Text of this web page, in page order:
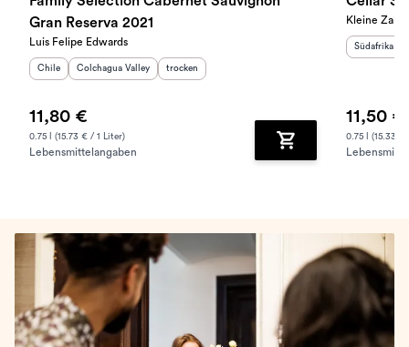
Gran Reserva 2021
Luis Felipe Edwards
Herkunftsland:
Chile Herkunftsregion:
Colchagua Valley Geschmack
trocken
11,80 €
0.75 l (15.73 € / 1 Liter)
Lebensmittelangaben Zum Warenkorb
Kleine Zalze
Südafrika
11,50 €
0.75 l (15.33 €